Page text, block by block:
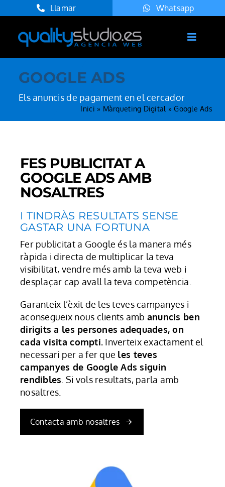
to
content
Llamar Whatsapp
Toggle
Contacte
Català
GOOGLE ADS
Els anuncis de pagament en el cercador
Inici » Màrqueting Digital »Google Ads
FES PUBLICITAT A
GOOGLE ADS AMB
NOSALTRES
I TINDRÀS RESULTATS SENSE
GASTAR UNA FORTUNA
Fer publicitat a Google és la manera més
ràpida i directa de multiplicar la teva
visibilitat, vendre més amb la teva web i
desplaçar cap avall la teva competència.
Garanteix l’èxit de les teves campanyes i
aconsegueix nous clients amb anuncis ben
dirigits a les persones adequades, on
cada visita compti. Inverteix exactament el
necessari per a fer que les teves
campanyes de Google Ads siguin
rendibles . Si vols resultats, parla amb
nosaltres.
Contacta amb nosaltres